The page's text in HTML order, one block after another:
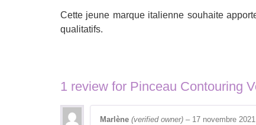
Cette jeune marque italienne souhaite
qualitatifs.
1 review for Pinceau Contouring
Marlène (verified owner) – 17 novembre 2021